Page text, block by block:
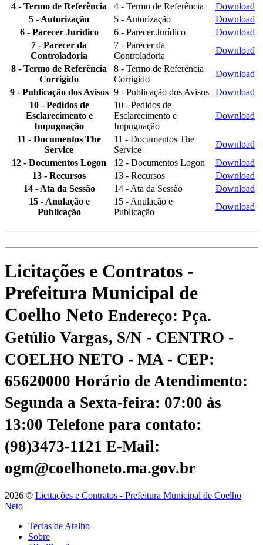
4 - Termo de Referência
4 - Termo de Referência
Download
5 - Autorização
5 - Autorização
Download
6 - Parecer Jurídico
6 - Parecer Jurídico
Download
7 - Parecer da
Controladoria
7 - Parecer da
Controladoria
Download
8 - Termo de Referência
Corrigido
8 - Termo de Referência
Corrigido
Download
9 - Publicação dos Avisos 9 - Publicação dos Avisos
Download
10 - Pedidos de
Esclarecimento e
Impugnação
10 - Pedidos de
Esclarecimento e
Impugnação
Download
11 - Documentos The
Service
11 - Documentos The
Service
Download
12 - Documentos Logon
12 - Documentos Logon
Download
13 - Recursos
13 - Recursos
Download
14 - Ata da Sessão
14 - Ata da Sessão
Download
15 - Anulação e
Publicação
15 - Anulação e
Publicação
Download
Licitações e Contratos -
Prefeitura Municipal de
Coelho Neto Endereço: Pça.
Getúlio Vargas, S/N - CENTRO -
COELHO NETO - MA - CEP:
65620000 Horário de Atendimento:
Segunda a Sexta-feira: 07:00 às
13:00 Telefone para contato:
(98)3473-1121 E-Mail:
ogm@coelhoneto.ma.gov.br
2026 © Licitações e Contratos - Prefeitura Municipal de Coelho
Neto
Teclas de Atalho
Sobre